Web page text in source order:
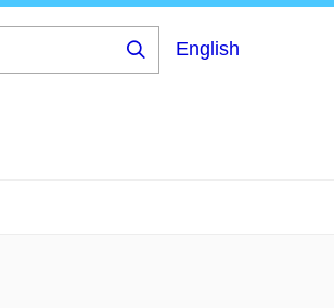
English